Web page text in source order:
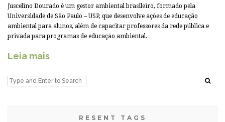
Juscelino Dourado é um gestor ambiental brasileiro, formado pela
Universidade de São Paulo – USP, que desenvolve ações de educação
ambiental para alunos, além de capacitar professores da rede pública e
privada para programas de educação ambiental.
Leia mais
RESENT TAGS